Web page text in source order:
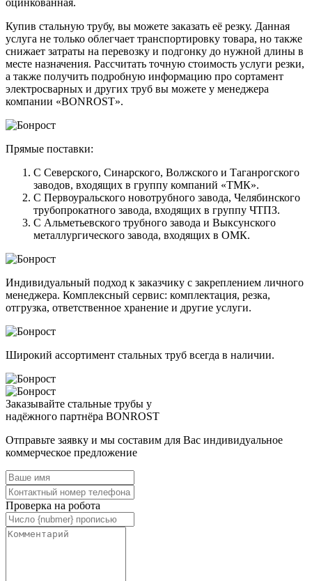
Купив стальную трубу, вы можете заказать её резку. Данная
услуга не только облегчает транспортировку товара, но также
снижает затраты на перевозку и подгонку до нужной длины в
месте назначения. Рассчитать точную стоимость услуги резки,
а также получить подробную информацию про сортамент
электросварных и других труб вы можете у менеджера
компании «BONROST».
Прямые поставки:
С Северского, Синарского, Волжского и Таганрогского
заводов, входящих в группу компаний «ТМК».
С Первоуральского новотрубного завода, Челябинского
трубопрокатного завода, входящих в группу ЧТПЗ.
С Альметьевского трубного завода и Выксунского
металлургического завода, входящих в ОМК.
Индивидуальный подход к заказчику с закреплением личного
менеджера. Комплексный сервис: комплектация, резка,
отгрузка, ответственное хранение и другие услуги.
Широкий ассортимент стальных труб всегда в наличии.
Заказывайте стальные трубы у
надёжного партнёра BONROST
Отправьте заявку и мы составим для Вас индивидуальное
коммерческое предложение
Проверка на робота